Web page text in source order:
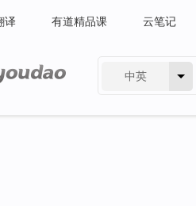
译 有道精品课 云笔记
中英